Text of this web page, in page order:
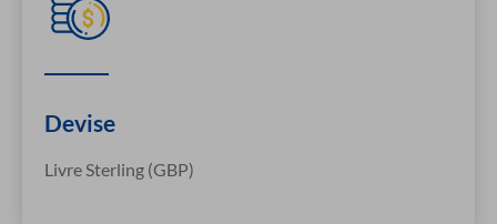
Devise
Livre Sterling (GBP)